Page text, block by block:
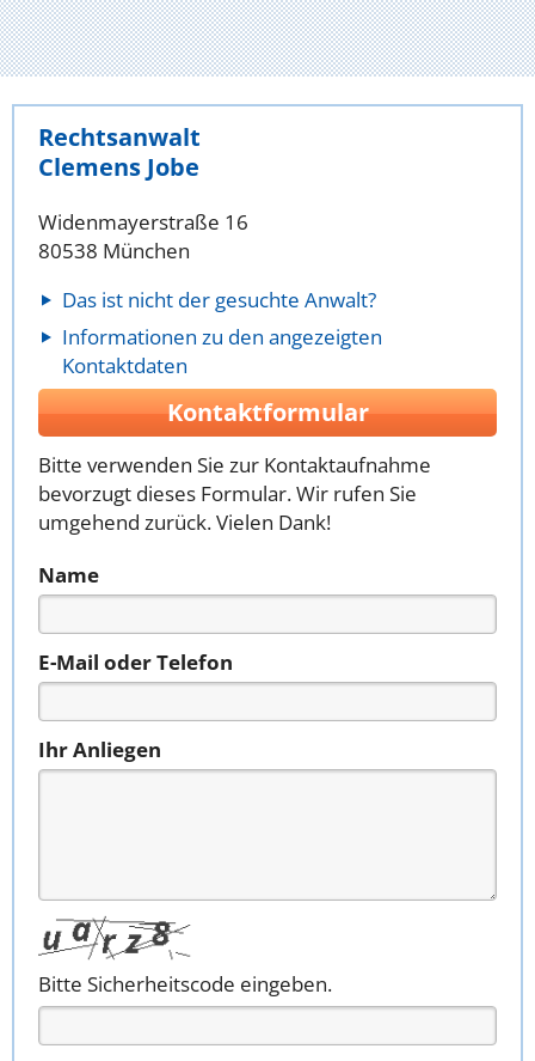
Rechtsanwalt
Clemens Jobe
Widenmayerstraße 16
80538 München
Das ist nicht der gesuchte Anwalt?
Informationen zu den angezeigten
Kontaktdaten
Kontaktformular
Bitte verwenden Sie zur Kontaktaufnahme
bevorzugt dieses Formular. Wir rufen Sie
umgehend zurück. Vielen Dank!
Name
E-Mail oder Telefon
Ihr Anliegen
Bitte Sicherheitscode eingeben.